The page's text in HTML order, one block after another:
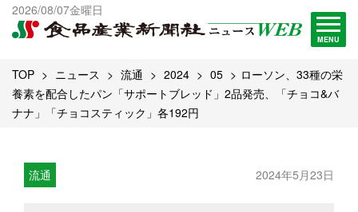
2026/08/07金曜日
MENU
出版物一覧へ
試読・購読申し込み
TOP ニュース 流通 2024 05
ローソン、33種の栄
養素を配合したパン「サポートブレッド」2品発売、「チョコ&バ
ナナ」「チョコスティック」各192円
流通 2024年5月23日